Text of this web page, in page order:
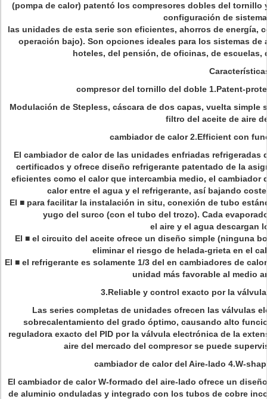
(pompa de calor) patentó los compresores dobles del tornillo
configuración de
las unidades de esta serie son eficientes, ahorros de energía,
operación bajo). Son opciones ideales para los sistemas
hoteles, del pensión, de oficinas, de escuelas,
compresor del tornillo del doble 1.Patent-
Modulación de Stepless, cáscara de dos capas, vuelta
filtro del aceite de aire
cambiador de calor 2.Efficient con
El cambiador de calor de las unidades enfriadas refrigeradas
certificados y ofrece diseño refrigerante patentado de la
eficientes como el calor que intercambia medio, el cambiador
calor entre el agua y el refrigerante, así bajando
El ■ para facilitar la instalación in situ, conexión de tubo
yugo del surco (con el tubo del trozo). Cada
el aire y el agua descargan
El ■ el circuito del aceite ofrece un diseño simple (ninguna
eliminar el riesgo de helada-grieta en el
El ■ el refrigerante es solamente 1/3 del en cambiadores de
unidad más favorable al medio
3.Reliabley control exacto por la
Las series completas de unidades ofrecen las válvulas
sobrecalentamiento del grado óptimo, causando alto
reguladora exacto del PID por la válvula electrónica de la
aire del mercado del compresor se puede
cambiador de calor del Aire-lado 4.W-
El cambiador de calor W-formado del aire-lado ofrece un
de aluminio onduladas y integrado con los tubos de cobre